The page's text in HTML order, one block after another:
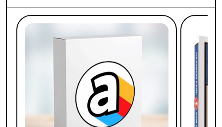
Liste de produits suggérés: Votre